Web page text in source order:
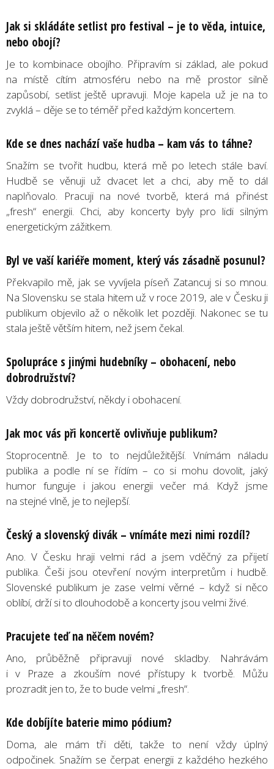
Jak si skládáte setlist pro festival – je to věda, intuice,
nebo obojí?
Je to kombinace obojího. Připravím si základ, ale pokud
na místě cítím atmosféru nebo na mě prostor silně
zapůsobí, setlist ještě upravuji. Moje kapela už je na to
zvyklá – děje se to téměř před každým koncertem.
Kde se dnes nachází vaše hudba – kam vás to táhne?
Snažím se tvořit hudbu, která mě po letech stále baví.
Hudbě se věnuji už dvacet let a chci, aby mě to dál
naplňovalo. Pracuji na nové tvorbě, která má přinést
„fresh“ energii. Chci, aby koncerty byly pro lidi silným
energetickým zážitkem.
Byl ve vaší kariéře moment, který vás zásadně posunul?
Překvapilo mě, jak se vyvíjela píseň Zatancuj si so mnou.
Na Slovensku se stala hitem už v roce 2019, ale v Česku ji
publikum objevilo až o několik let později. Nakonec se tu
stala ještě větším hitem, než jsem čekal.
Spolupráce s jinými hudebníky – obohacení, nebo
dobrodružství?
Vždy dobrodružství, někdy i obohacení.
Jak moc vás při koncertě ovlivňuje publikum?
Stoprocentně. Je to to nejdůležitější. Vnímám náladu
publika a podle ní se řídím – co si mohu dovolit, jaký
humor funguje i jakou energii večer má. Když jsme
na stejné vlně, je to nejlepší.
Český a slovenský divák – vnímáte mezi nimi rozdíl?
Ano. V Česku hraji velmi rád a jsem vděčný za přijetí
publika. Češi jsou otevření novým interpretům i hudbě.
Slovenské publikum je zase velmi věrné – když si něco
oblíbí, drží si to dlouhodobě a koncerty jsou velmi živé.
Pracujete teď na něčem novém?
Ano, průběžně připravuji nové skladby. Nahrávám
i v Praze a zkouším nové přístupy k tvorbě. Můžu
prozradit jen to, že to bude velmi „fresh“.
Kde dobíjíte baterie mimo pódium?
Doma, ale mám tři děti, takže to není vždy úplný
odpočinek. Snažím se čerpat energii z každého hezkého